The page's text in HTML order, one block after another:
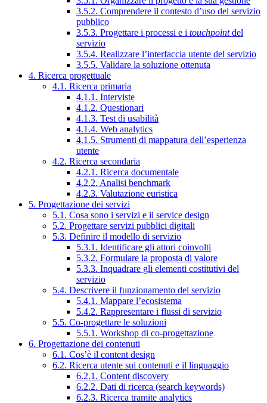
3.5.2. Comprendere il contesto d’uso del servizio
pubblico
3.5.3. Progettare i processi e i touchpointdel
servizio
3.5.4. Realizzare l’interfaccia utente del servizio
3.5.5. Validare la soluzione ottenuta
4. Ricerca progettuale
4.1. Ricerca primaria
4.1.1. Interviste
4.1.2. Questionari
4.1.3. Test di usabilità
4.1.4. Web analytics
4.1.5. Strumenti di mappatura dell’esperienza
utente
4.2. Ricerca secondaria
4.2.1. Ricerca documentale
4.2.2. Analisi benchmark
4.2.3. Valutazione euristica
5. Progettazione dei servizi
5.1. Cosa sono i servizi e il service design
5.2. Progettare servizi pubblici digitali
5.3. Definire il modello di servizio
5.3.1. Identificare gli attori coinvolti
5.3.2. Formulare la proposta di valore
5.3.3. Inquadrare gli elementi costitutivi del
servizio
5.4. Descrivere il funzionamento del servizio
5.4.1. Mappare l’ecosistema
5.4.2. Rappresentare i flussi di servizio
5.5. Co-progettare le soluzioni
5.5.1. Workshop di co-progettazione
6. Progettazione dei contenuti
6.1. Cos’è il content design
6.2. Ricerca utente sui contenuti e il linguaggio
6.2.1. Content discovery
6.2.2. Dati di ricerca (search keywords)
6.2.3. Ricerca tramite analytics